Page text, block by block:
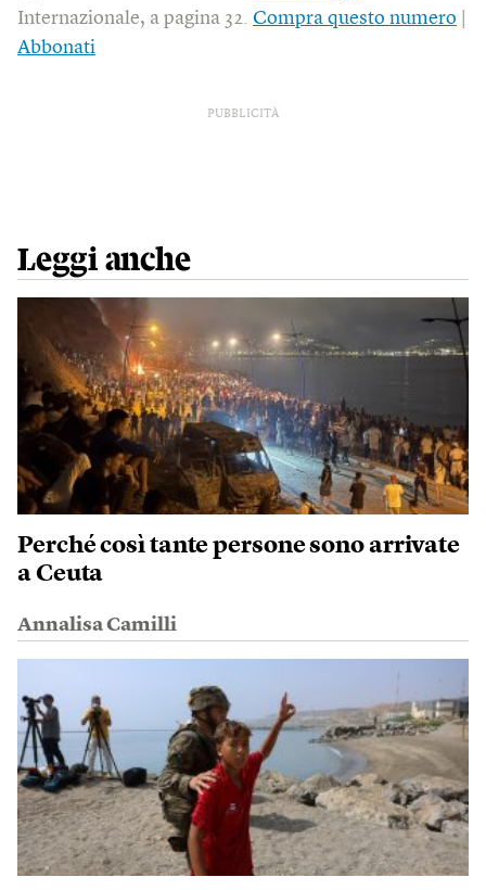
Internazionale, a pagina 32. Compra questo numero
Abbonati
PUBBLICITÀ
Leggi anche
Perché così tante persone sono arrivate
a Ceuta
Annalisa Camilli